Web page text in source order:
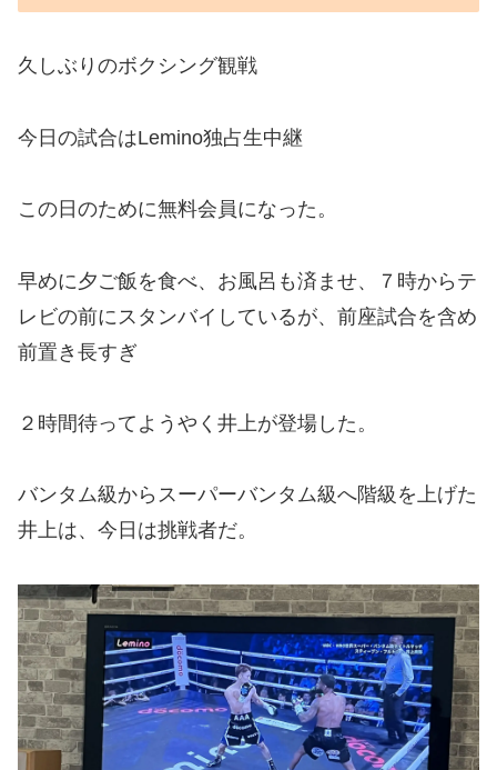
久しぶりのボクシング観戦
今日の試合はLemino独占生中継
この日のために無料会員になった。
早めに夕ご飯を食べ、お風呂も済ませ、７時からテ
レビの前にスタンバイしているが、前座試合を含め
前置き長すぎ
２時間待ってようやく井上が登場した。
バンタム級からスーパーバンタム級へ階級を上げた
井上は、今日は挑戦者だ。